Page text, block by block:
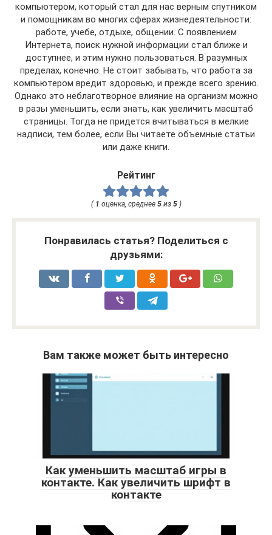
компьютером, который стал для нас верным спутником
и помощникам во многих сферах жизнедеятельности:
работе, учебе, отдыхе, общении. С появлением
Интернета, поиск нужной информации стал ближе и
доступнее, и этим нужно пользоваться. В разумных
пределах, конечно. Не стоит забывать, что работа за
компьютером вредит здоровью, и прежде всего зрению.
Однако это неблаготворное влияние на организм можно
в разы уменьшить, если знать, как увеличить масштаб
страницы. Тогда не придется вчитываться в мелкие
надписи, тем более, если Вы читаете объемные статьи
или даже книги.
Рейтинг
( 1 оценка, среднее 5из 5)
Понравилась статья? Поделиться с
друзьями:
Вам также может быть интересно
Как уменьшить масштаб игры в
контакте. Как увеличить шрифт в
контакте